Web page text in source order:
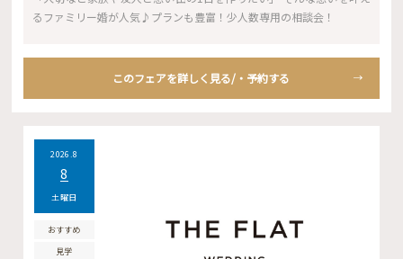
るファミリー婚が人気♪プランも豊富！少人数専用の相談会！
このフェアを詳しく見る/・予約する
2026.8
8
土曜日
おすすめ
見学